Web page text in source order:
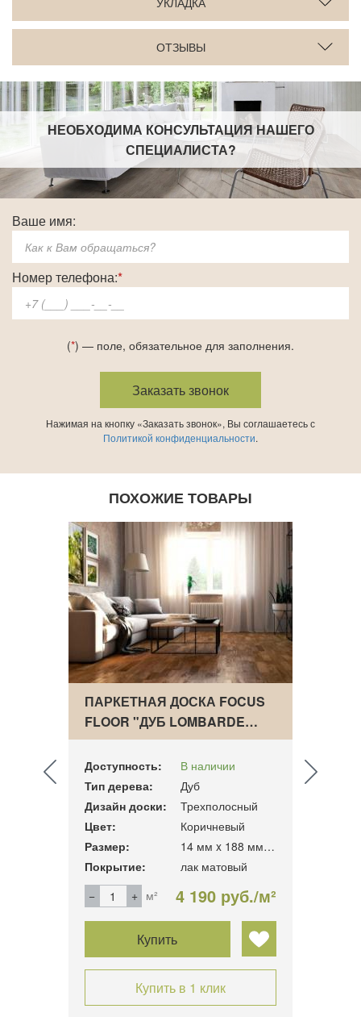
ОТЗЫВЫ
НЕОБХОДИМА КОНСУЛЬТАЦИЯ НАШЕГО
СПЕЦИАЛИСТА?
Ваше имя:
Номер телефона:*
(*) — поле, обязательное для заполнения.
Нажимая на кнопку «Заказать звонок», Вы соглашаетесь с
Политикой конфиденциальности.
ПОХОЖИЕ ТОВАРЫ
ПАРКЕТНАЯ ДОСКА FOCUS
FLOOR "ДУБ LOMBARDE…
Доступность:
В наличии
Тип дерева:
Дуб
Дизайн доски:
Трехполосный
Цвет:
Коричневый
Размер:
14 мм x 188 мм x 2266 мм
Покрытие:
лак матовый
м²
4 190 руб./м²
Купить
Купить в 1 клик